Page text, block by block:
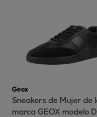
Geox
Sneakers de Mujer de la
marca GEOX modelo D